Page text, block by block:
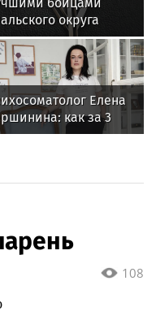
бойцами
округа
стали
соединения
охране важных
Елена
как за 3
вернуть себе
108